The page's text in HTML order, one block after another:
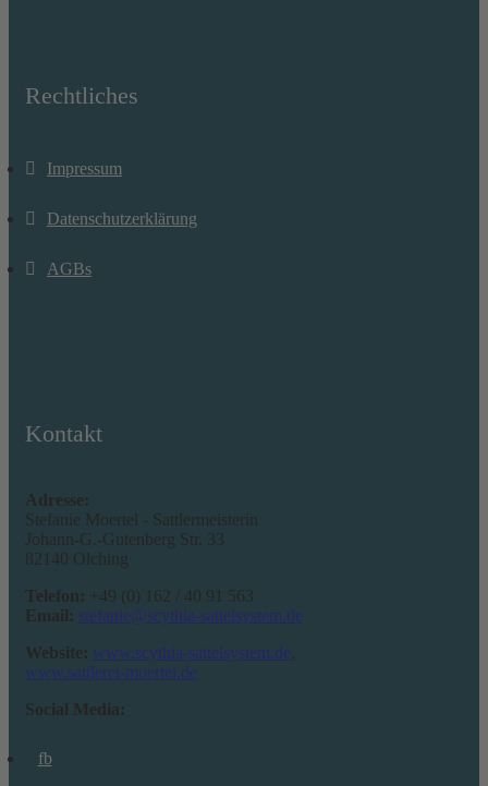
Rechtliches
Impressum
Datenschutzerklärung
AGBs
Kontakt
Adresse:
Stefanie Moertel - Sattlermeisterin
Johann-G.-Gutenberg Str. 33
82140 Olching
Telefon: +49 (0) 162 / 40 91 563
Email: stefanie@scythia-sattelsystem.de
Website: www.scythia-sattelsystem.de
www.sattlerei-moertel.de
Social Media:
fb